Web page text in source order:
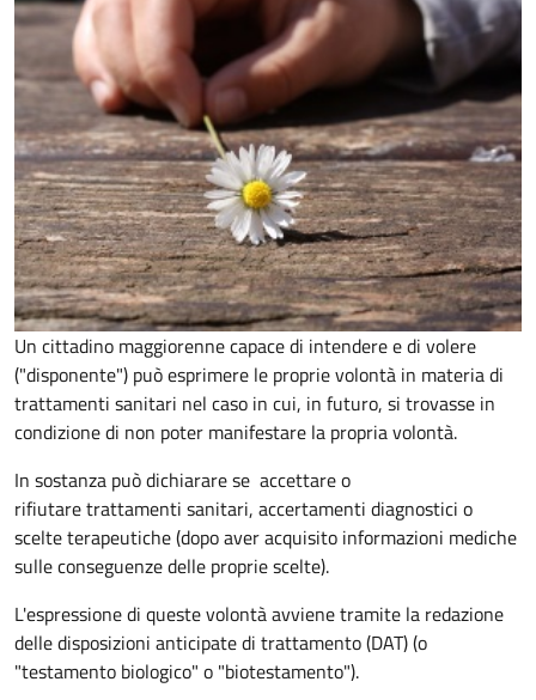
Un cittadino maggiorenne capace di intendere e di volere
("disponente") può esprimere le proprie volontà in materia di
trattamenti sanitari nel caso in cui, in futuro, si trovasse in
condizione di non poter manifestare la propria volontà.
In sostanza può dichiarare se accettare o
rifiutare trattamenti sanitari, accertamenti diagnostici o
scelte terapeutiche (dopo aver acquisito informazioni mediche
sulle conseguenze delle proprie scelte).
L'espressione di queste volontà avviene tramite la redazione
delle disposizioni anticipate di trattamento (DAT) (o
"testamento biologico" o "biotestamento").